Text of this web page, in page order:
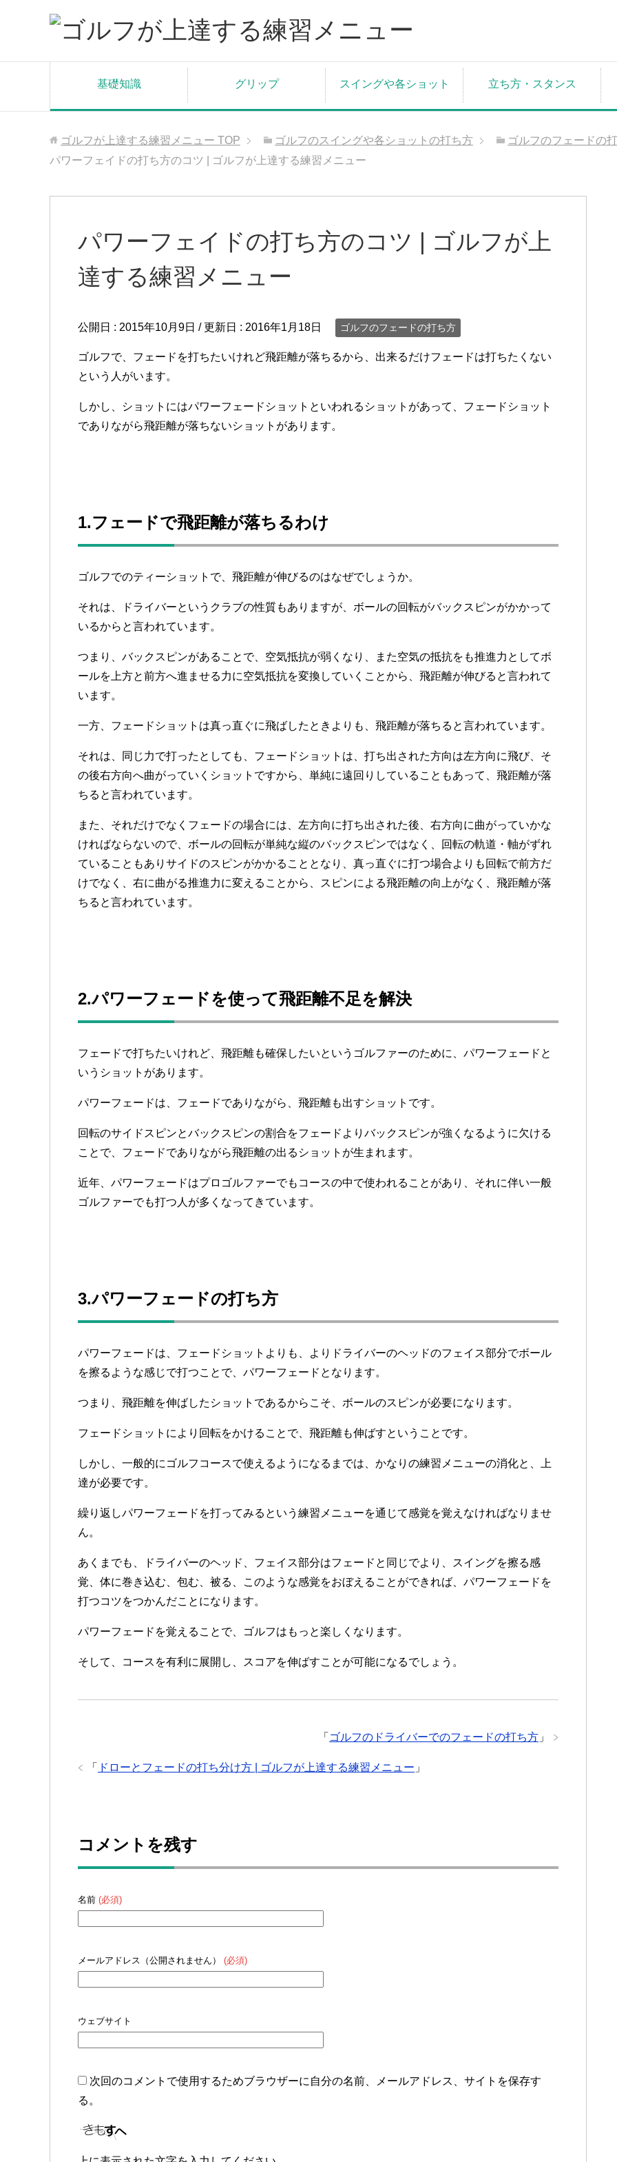
基礎知識 グリップ スイングや各ショット 立ち方・スタンス
ゴルフが上達する練習メニュー TOP ゴルフのスイングや各ショットの打ち方
ゴルフのフェードの
パワーフェイドの打ち方のコツ | ゴルフが上達する練習メニュー
パワーフェイドの打ち方のコツ | ゴルフが上
達する練習メニュー
公開日 : 2015年10月9日 / 更新日 : 2016年1月18日 ゴルフのフェードの打ち方
ゴルフで、フェードを打ちたいけれど飛距離が落ちるから、出来るだけフェードは打ちたくない
という人がいます。
しかし、ショットにはパワーフェードショットといわれるショットがあって、フェードショット
でありながら飛距離が落ちないショットがあります。
1.フェードで飛距離が落ちるわけ
ゴルフでのティーショットで、飛距離が伸びるのはなぜでしょうか。
それは、ドライバーというクラブの性質もありますが、ボールの回転がバックスピンがかかって
いるからと言われています。
つまり、バックスピンがあることで、空気抵抗が弱くなり、また空気の抵抗をも推進力としてボ
ールを上方と前方へ進ませる力に空気抵抗を変換していくことから、飛距離が伸びると言われて
います。
一方、フェードショットは真っ直ぐに飛ばしたときよりも、飛距離が落ちると言われています。
それは、同じ力で打ったとしても、フェードショットは、打ち出された方向は左方向に飛び、そ
の後右方向へ曲がっていくショットですから、単純に遠回りしていることもあって、飛距離が落
ちると言われています。
また、それだけでなくフェードの場合には、左方向に打ち出された後、右方向に曲がっていかな
ければならないので、ボールの回転が単純な縦のバックスピンではなく、回転の軌道・軸がずれ
ていることもありサイドのスピンがかかることとなり、真っ直ぐに打つ場合よりも回転で前方だ
けでなく、右に曲がる推進力に変えることから、スピンによる飛距離の向上がなく、飛距離が落
ちると言われています。
2.パワーフェードを使って飛距離不足を解決
フェードで打ちたいけれど、飛距離も確保したいというゴルファーのために、パワーフェードと
いうショットがあります。
パワーフェードは、フェードでありながら、飛距離も出すショットです。
回転のサイドスピンとバックスピンの割合をフェードよりバックスピンが強くなるように欠ける
ことで、フェードでありながら飛距離の出るショットが生まれます。
近年、パワーフェードはプロゴルファーでもコースの中で使われることがあり、それに伴い一般
ゴルファーでも打つ人が多くなってきています。
3.パワーフェードの打ち方
パワーフェードは、フェードショットよりも、よりドライバーのヘッドのフェイス部分でボール
を擦るような感じで打つことで、パワーフェードとなります。
つまり、飛距離を伸ばしたショットであるからこそ、ボールのスピンが必要になります。
フェードショットにより回転をかけることで、飛距離も伸ばすということです。
しかし、一般的にゴルフコースで使えるようになるまでは、かなりの練習メニューの消化と、上
達が必要です。
繰り返しパワーフェードを打ってみるという練習メニューを通じて感覚を覚えなければなりませ
ん。
あくまでも、ドライバーのヘッド、フェイス部分はフェードと同じでより、スイングを擦る感
覚、体に巻き込む、包む、被る、このような感覚をおぼえることができれば、パワーフェードを
打つコツをつかんだことになります。
パワーフェードを覚えることで、ゴルフはもっと楽しくなります。
そして、コースを有利に展開し、スコアを伸ばすことが可能になるでしょう。
「 ゴルフのドライバーでのフェードの打ち方 」
「 ドローとフェードの打ち分け方 | ゴルフが上達する練習メニュー 」
コメントを残す
名前 (必須)
メールアドレス（公開されません） (必須)
ウェブサイト
次回のコメントで使用するためブラウザーに自分の名前、メールアドレス、サイトを保存す
る。